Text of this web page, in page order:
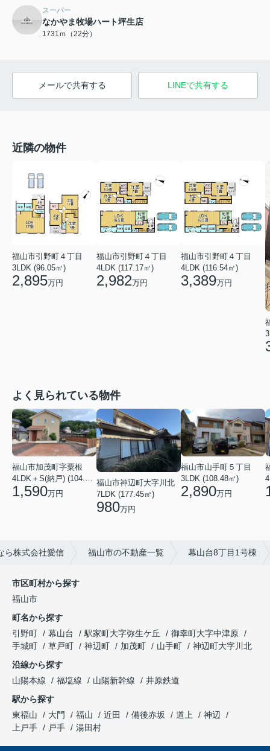
スーパー
なかやま牧場ハート坪生店
1731ｍ（22分）
メールで共有する LINEで共有する
近隣の物件
福山市引野町４丁目
3LDK (96.05㎡)
2,895万円
福山市引野町４丁目
4LDK (117.17㎡)
2,982万円
福山市引野町４丁目
4LDK (116.54㎡)
3,389万円
よく見られている物件
福山市加茂町字粟根
1,590万円
福山市神辺町大字川北
7LDK (177.45㎡)
980万円
福山市山手町５丁目
3LDK (108.48㎡)
2,890万円
ら株式会社愛信 福山市の不動産一覧 幕山台8丁目1号棟
市区町村から探す
福山市
町名から探す
引野町
幕山台 駅家町大字弥生ケ丘
御幸町大字中津原
手城町
草戸町 神辺町 加茂町 山手町
神辺町大字川北
沿線から探す
山陽本線
福塩線 山陽新幹線
井原鉄道
駅から探す
東福山
大門 福山 近田 備後赤坂 道上
神辺
上戸手
戸手 湯田村